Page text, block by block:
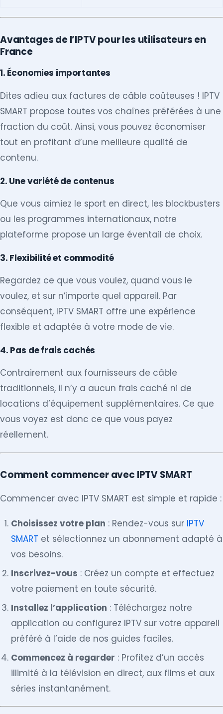
Avantages de l’IPTV pour les utilisateurs en
France
1. Économies importantes
Dites adieu aux factures de câble coûteuses ! IPTV
SMART propose toutes vos chaînes préférées à une
fraction du coût. Ainsi, vous pouvez économiser
tout en profitant d’une meilleure qualité de
contenu.
2. Une variété de contenus
Que vous aimiez le sport en direct, les blockbusters
ou les programmes internationaux, notre
plateforme propose un large éventail de choix.
3. Flexibilité et commodité
Regardez ce que vous voulez, quand vous le
voulez, et sur n’importe quel appareil. Par
conséquent, IPTV SMART offre une expérience
flexible et adaptée à votre mode de vie.
4. Pas de frais cachés
Contrairement aux fournisseurs de câble
traditionnels, il n’y a aucun frais caché ni de
locations d’équipement supplémentaires. Ce que
vous voyez est donc ce que vous payez
réellement.
Comment commencer avec IPTV SMART
Commencer avec IPTV SMART est simple et rapide :
Choisissez votre plan : Rendez-vous sur IPTV
SMART et sélectionnez un abonnement adapté à
vos besoins.
Inscrivez-vous : Créez un compte et effectuez
votre paiement en toute sécurité.
Installez l’application : Téléchargez notre
application ou configurez IPTV sur votre appareil
préféré à l’aide de nos guides faciles.
Commencez à regarder : Profitez d’un accès
illimité à la télévision en direct, aux films et aux
séries instantanément.